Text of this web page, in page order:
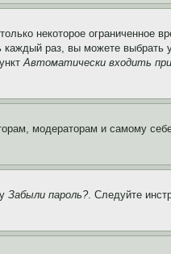
некоторое ограниченное
раз, вы можете выбрать
Автоматически входить
модераторам и самому
Забыли пароль?. Следуйте